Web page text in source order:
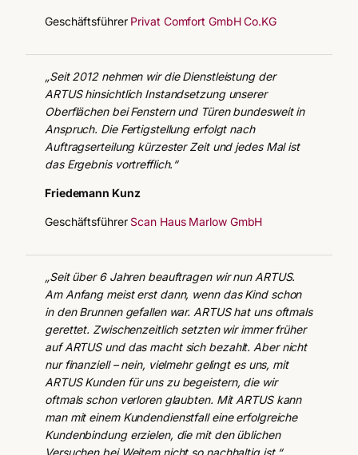
Geschäftsführer Privat Comfort GmbH Co.KG
„Seit 2012 nehmen wir die Dienstleistung der
ARTUS hinsichtlich Instandsetzung unserer
Oberflächen bei Fenstern und Türen bundesweit in
Anspruch. Die Fertigstellung erfolgt nach
Auftragserteilung kürzester Zeit und jedes Mal ist
das Ergebnis vortrefflich.“
Friedemann Kunz
Geschäftsführer Scan Haus Marlow GmbH
„Seit über 6 Jahren beauftragen wir nun ARTUS.
Am Anfang meist erst dann, wenn das Kind schon
in den Brunnen gefallen war. ARTUS hat uns oftmals
gerettet. Zwischenzeitlich setzten wir immer früher
auf ARTUS und das macht sich bezahlt. Aber nicht
nur finanziell – nein, vielmehr gelingt es uns, mit
ARTUS Kunden für uns zu begeistern, die wir
oftmals schon verloren glaubten. Mit ARTUS kann
man mit einem Kundendienstfall eine erfolgreiche
Kundenbindung erzielen, die mit den üblichen
Versuchen bei Weitem nicht so nachhaltig ist.“